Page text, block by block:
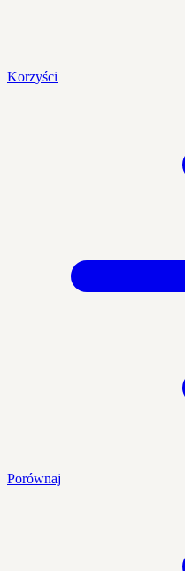
Korzyści
Porównaj